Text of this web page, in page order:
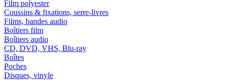
Film polyester
Coussins & fixations, serre-livres
Films, bandes audio
Boîtiers film
Boîtiers audio
CD, DVD, VHS, Blu-ray
Boîtes
Poches
Disques, vinyle